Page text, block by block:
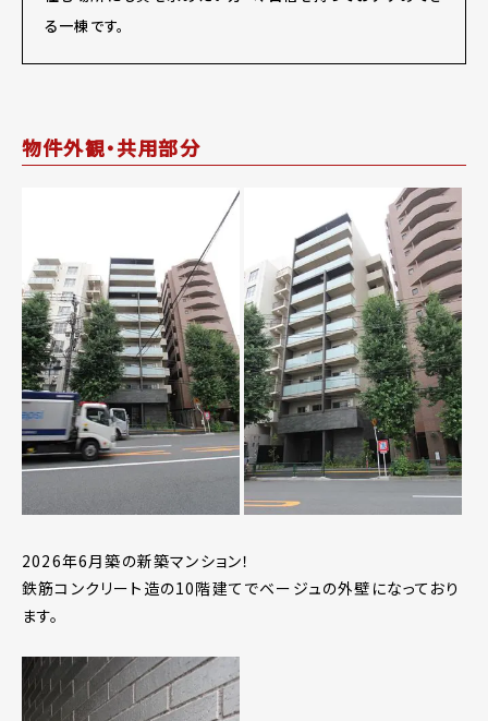
る一棟です。
物件外観・共用部分
2026年6月築の新築マンション！
鉄筋コンクリート造の10階建てでベージュの外壁になっており
ます。